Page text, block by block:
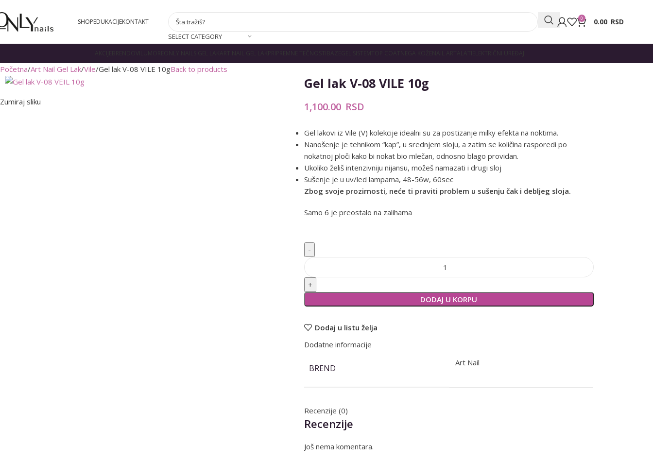
SHOPEDUKACIJEKONTAKT
SELECT CATEGORY
0 0.00 RSD
BRENDOVI LUMORE ONLY NAILS GEL LAK ART NAIL GEL LAK PRIPREMNE TEČNOSTI BAZE GEL SISTEM NEGA KOŽE NAIL ART ALATI ELEKTRIČNI UREĐAJI
Početna Art Nail Gel Lak Vile Gel lak V-08 VILE 10gBack to products
Zumiraj sliku
Gel lak V-08 VILE 10g
1,100.00 RSD
Gel lakovi iz Vile (V) kolekcije idealni su za postizanje milky efekta na noktima.
Nanošenje je tehnikom “kap”, u srednjem sloju, a zatim se količina rasporedi po
nokatnoj ploči kako bi nokat bio mlečan, odnosno blago providan.
Ukoliko želiš intenzivniju nijansu, možeš namazati i drugi sloj
Sušenje je u uv/led lampama, 48-56w, 60sec
Zbog svoje prozirnosti, neće ti praviti problem u sušenju čak i debljeg sloja.
Samo 6 je preostalo na zalihama
DODAJ U KORPU
Alternative:
Dodaj u listu želja
Dodatne informacije
BREND
Art Nail
Recenzije (0)
Recenzije
Još nema komentara.